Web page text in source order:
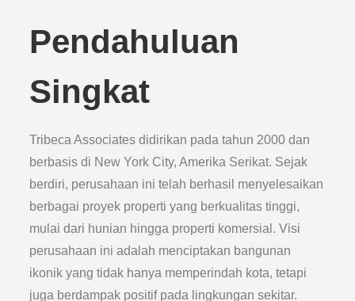
Pendahuluan
Singkat
Tribeca Associates didirikan pada tahun 2000 dan
berbasis di New York City, Amerika Serikat. Sejak
berdiri, perusahaan ini telah berhasil menyelesaikan
berbagai proyek properti yang berkualitas tinggi,
mulai dari hunian hingga properti komersial. Visi
perusahaan ini adalah menciptakan bangunan
ikonik yang tidak hanya memperindah kota, tetapi
juga berdampak positif pada lingkungan sekitar.